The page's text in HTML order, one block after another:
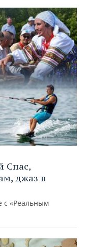
Спас,
джаз в
с «Реальным